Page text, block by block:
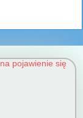
pojawienie się